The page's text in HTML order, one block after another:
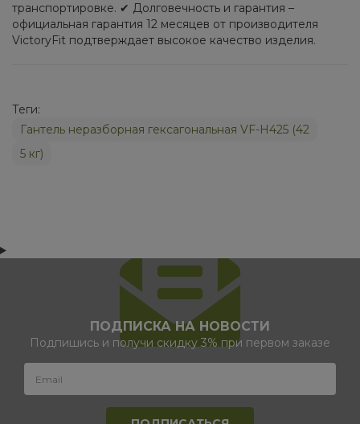
транспортировке. ✔ Долговечность и гарантия –
официальная гарантия 12 месяцев от производителя
VictoryFit подтверждает высокое качество изделия.
Теги:
Гантель неразборная гексагональная VF-H425 (42
5 кг)
ПОДПИСКА НА НОВОСТИ
Подпишись и получи скидку 3% при первом заказе